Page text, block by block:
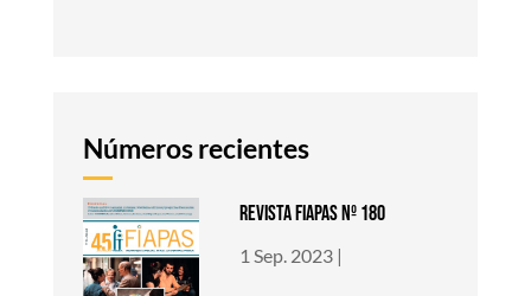
REVISTA FIAPAS Nº 180
1 Sep. 2023 |
Números recientes